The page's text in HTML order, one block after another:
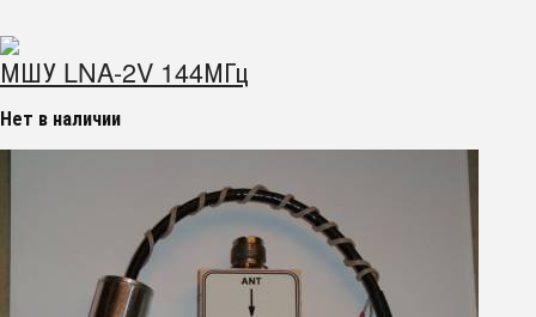
МШУ LNA-2V 144МГц
Нет в наличии